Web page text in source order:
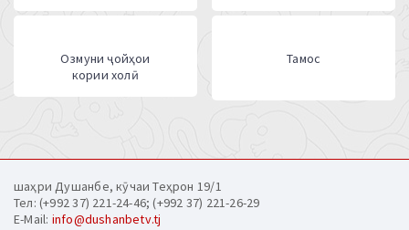
Озмуни ҷойҳои
кории холӣ
Тамос
шаҳри Душанбе, кӯчаи Теҳрон 19/1
Тел: (+992 37) 221-24-46; (+992 37) 221-26-29
E-Mail: info@dushanbetv.tj